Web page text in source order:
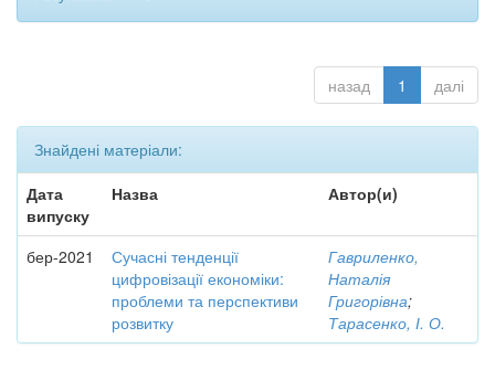
назад 1 далі
Знайдені матеріали:
Дата
випуску
Назва Автор(и)
бер-2021
Сучасні тенденції
цифровізації економіки:
проблеми та перспективи
розвитку
Гавриленко,
Наталія
Григорівна;
Тарасенко, І. О.